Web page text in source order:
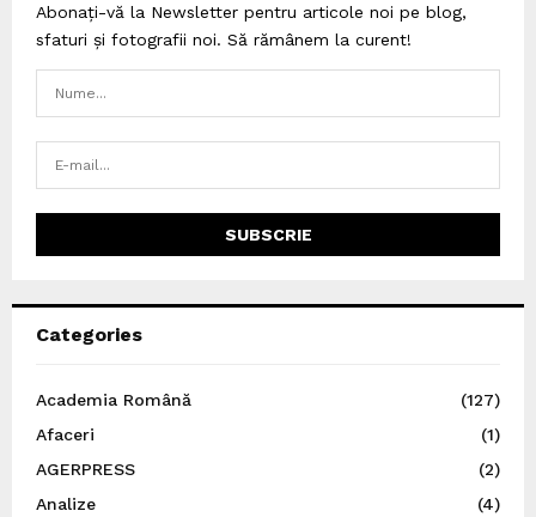
Abonați-vă la Newsletter pentru articole noi pe blog,
sfaturi și fotografii noi. Să rămânem la curent!
Categories
Academia Română
(127)
Afaceri
(1)
AGERPRESS
(2)
Analize
(4)